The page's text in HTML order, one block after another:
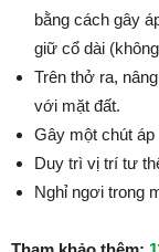
bằng cách gây
giữ cổ dài
Trên thở ra,
với mặt đất.
Gây một chút áp
Duy trì vị trí tư
Nghỉ ngơi trong